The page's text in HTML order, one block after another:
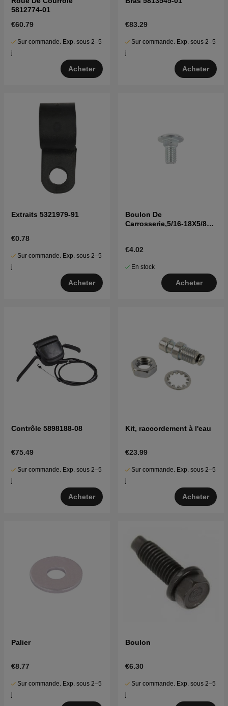
5812774-01
€60.79
Sur commande. Exp. sous 2–5
j
Acheter
€83.29
Sur commande. Exp. sous 2–5
j
Acheter
Extraits 5321979-91
€0.78
Sur commande. Exp. sous 2–5
j
Acheter
Boulon De
Carrosserie,5/16-18X5/8
€4.02
En stock
Acheter
Contrôle 5898188-08
€75.49
Sur commande. Exp. sous 2–5
j
Acheter
Kit, raccordement à l'eau
€23.99
Sur commande. Exp. sous 2–5
j
Acheter
Palier
€8.77
Sur commande. Exp. sous 2–5
j
Boulon
€6.30
Sur commande. Exp. sous 2–5
j